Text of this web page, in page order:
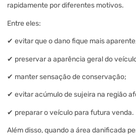
rapidamente por diferentes motivos.
Entre eles:
✔ evitar que o dano fique mais
✔ preservar a aparência geral do
✔ manter sensação de conservação;
✔ evitar acúmulo de sujeira na região
✔ preparar o veículo para futura venda.
Além disso, quando a área danificada